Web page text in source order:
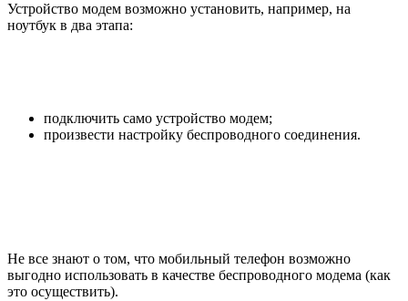
Устройство модем возможно установить, например, на
ноутбук в два этапа:
подключить само устройство модем;
произвести настройку беспроводного соединения.
Не все знают о том, что мобильный телефон возможно
выгодно использовать в качестве беспроводного модема (как
это осуществить).